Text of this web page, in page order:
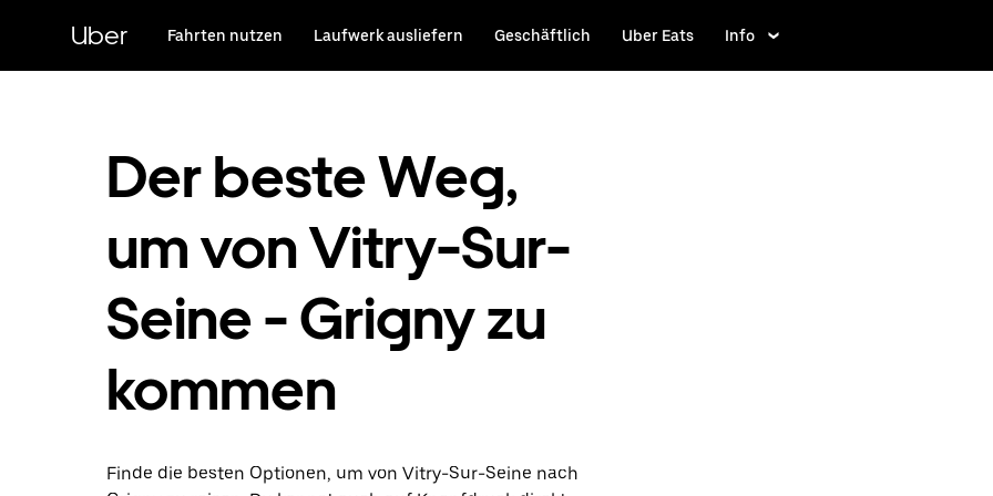
HauptinhaltUber Fahrten nutzen Laufwerk ausliefern Geschäftlich Uber Eats Info
Der beste Weg,
um von Vitry-Sur-
Seine - Grigny zu
kommen
Finde die besten Optionen, um von Vitry-Sur-Seine nach